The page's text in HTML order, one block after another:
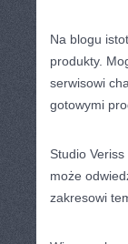
Na blogu
produkty.
serwisowi
gotowymi
Studio
może
zakresowi